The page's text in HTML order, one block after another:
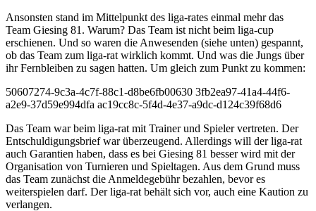
Ansonsten stand im Mittelpunkt des liga-rates einmal mehr das
Team Giesing 81. Warum? Das Team ist nicht beim liga-cup
erschienen. Und so waren die Anwesenden (siehe unten) gespannt,
ob das Team zum liga-rat wirklich kommt. Und was die Jungs über
ihr Fernbleiben zu sagen hatten. Um gleich zum Punkt zu kommen:
50607274-9c3a-4c7f-88c1-d8be6fb00630 3fb2ea97-41a4-44f6-
a2e9-37d59e994dfa ac19cc8c-5f4d-4e37-a9dc-d124c39f68d6
Das Team war beim liga-rat mit Trainer und Spieler vertreten. Der
Entschuldigungsbrief war überzeugend. Allerdings will der liga-rat
auch Garantien haben, dass es bei Giesing 81 besser wird mit der
Organisation von Turnieren und Spieltagen. Aus dem Grund muss
das Team zunächst die Anmeldegebühr bezahlen, bevor es
weiterspielen darf. Der liga-rat behält sich vor, auch eine Kaution zu
verlangen.